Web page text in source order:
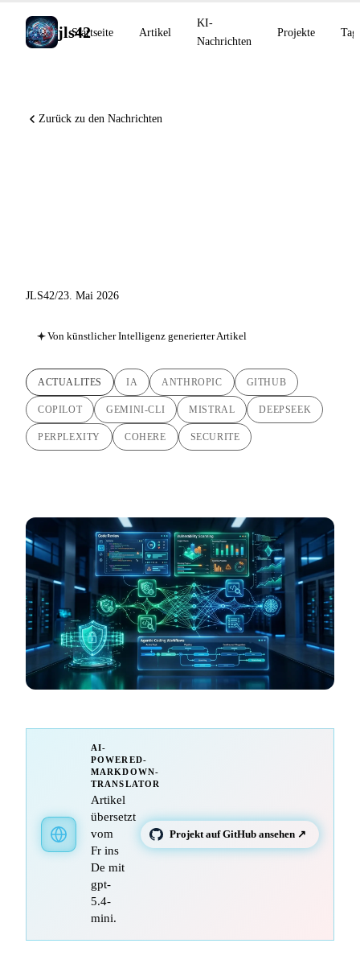
jls42
Startseite Artikel
KI-
Nachrichten
Projekte
Zurück zu den Nachrichten
JLS42/23. Mai 2026
Von künstlicher Intelligenz generierter Artikel
ACTUALITES IA ANTHROPIC GITHUB
COPILOT GEMINI-CLI MISTRAL DEEPSEEK
PERPLEXITY COHERE SECURITE
AI-
POWERED-
MARKDOWN-
TRANSLATOR
Artikel
übersetzt
vom
Fr ins
De mit
gpt-
5.4-
mini.
Projekt auf GitHub ansehen ↗